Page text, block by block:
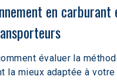
en carburant
évaluer la
la mieux adaptée à